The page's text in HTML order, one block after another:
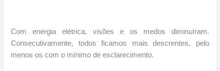
Com energia elétrica, visões e os medos diminuíram.
Consecutivamente, todos ficamos mais descrentes, pelo
menos os com o mínimo de esclarecimento.